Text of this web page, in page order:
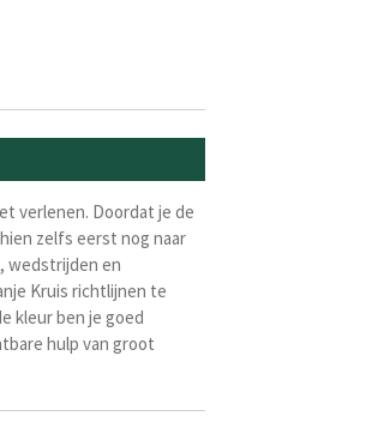
verlenen. Doordat je de
zelfs eerst nog naar
wedstrijden en
Kruis richtlijnen te
kleur ben je goed
hulp van groot